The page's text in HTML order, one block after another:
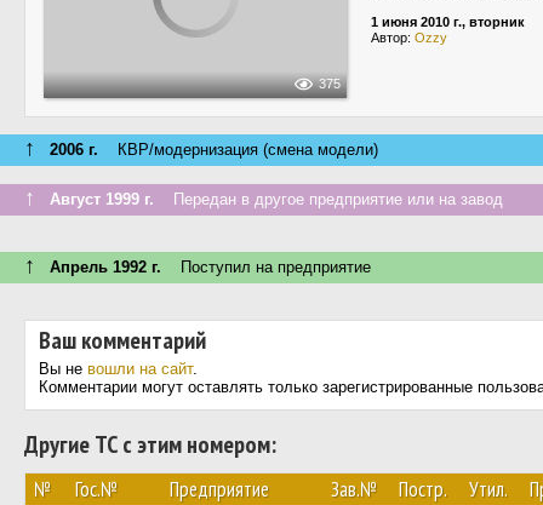
375
1 июня 2010 г., вторник
Автор: Ozzy
↑ 2006 г. КВР/модернизация (смена модели)
↑ Август 1999 г. Передан в другое предприятие или на завод
↑ Апрель 1992 г. Поступил на предприятие
Ваш комментарий
Вы не вошли на сайт.
Комментарии могут оставлять только зарегистрированные
Другие ТС с этим номером:
№ Гос.№ Предприятие Зав.№ Постр. Утил.